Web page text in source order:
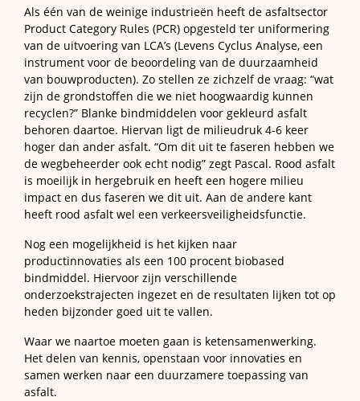
Als één van de weinige industrieën heeft de asfaltsector
Product Category Rules (PCR) opgesteld ter uniformering
van de uitvoering van LCA’s (Levens Cyclus Analyse, een
instrument voor de beoordeling van de duurzaamheid
van bouwproducten). Zo stellen ze zichzelf de vraag: “wat
zijn de grondstoffen die we niet hoogwaardig kunnen
recyclen?” Blanke bindmiddelen voor gekleurd asfalt
behoren daartoe. Hiervan ligt de milieudruk 4-6 keer
hoger dan ander asfalt. “Om dit uit te faseren hebben we
de wegbeheerder ook echt nodig” zegt Pascal. Rood asfalt
is moeilijk in hergebruik en heeft een hogere milieu
impact en dus faseren we dit uit. Aan de andere kant
heeft rood asfalt wel een verkeersveiligheidsfunctie.
Nog een mogelijkheid is het kijken naar
productinnovaties als een 100 procent biobased
bindmiddel. Hiervoor zijn verschillende
onderzoekstrajecten ingezet en de resultaten lijken tot op
heden bijzonder goed uit te vallen.
Waar we naartoe moeten gaan is ketensamenwerking.
Het delen van kennis, openstaan voor innovaties en
samen werken naar een duurzamere toepassing van
asfalt.